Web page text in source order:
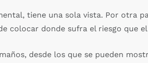
tiene una sola vista. Por otra
colocar donde sufra el riesgo que
desde los que se pueden